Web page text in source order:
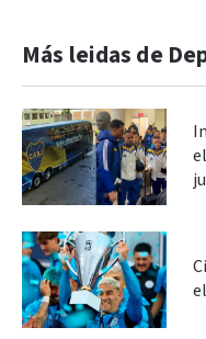
Más leidas de